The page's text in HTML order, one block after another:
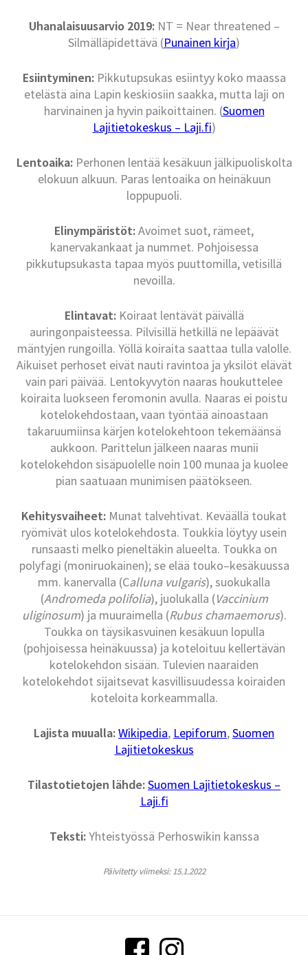
Uhanalaisuusarvio 2019:NT = Near threatened –
Silmälläpidettävä (Punainen kirja)
Esiintyminen:Pikkutupsukas esiintyy koko maassa
etelästä aina Lapin keskiosiin saakka, mutta laji on
harvinainen ja hyvin paikoittainen. (Suomen
Lajitietokeskus – Laji.fi)
Lentoaika:Perhonen lentää kesäkuun jälkipuoliskolta
elokuun alkuun. Paras lentoaika on heinäkuun
loppupuoli.
Elinympäristöt:Avoimet suot, rämeet,
kanervakankaat ja nummet. Pohjoisessa
pikkutupsukasta tapaa myös puuttomilla, vetisillä
nevoilla.
Elintavat:Koiraat lentävät päivällä
auringonpaisteessa. Pilvisillä hetkillä ne lepäävät
mäntyjen rungoilla. Yöllä koiraita saattaa tulla valolle.
Aikuiset perhoset eivät nauti ravintoa ja yksilöt elävät
vain pari päivää. Lentokyvytön naaras houkuttelee
koiraita luokseen feromonin avulla. Naaras ei poistu
kotelokehdostaan, vaan työntää ainoastaan
takaruumiinsa kärjen kotelokehtoon tekemäänsä
aukkoon. Parittelun jälkeen naaras munii
kotelokehdon sisäpuolelle noin 100 munaa ja kuolee
pian saatuaan munimisen päätökseen.
Kehitysvaiheet: Munat talvehtivat. Keväällä toukat
ryömivät ulos kotelokehdosta. Toukkia löytyy usein
runsaasti melko pieneltäkin alueelta. Toukka on
polyfagi (moniruokainen); se elää touko–kesäkuussa
mm. kanervalla (Calluna vulgaris), suokukalla
(Andromeda polifolia), juolukalla (Vaccinium
uliginosum) ja muuraimella (Rubus chamaemorus).
Toukka on täysikasvuinen kesäkuun lopulla
(pohjoisessa heinäkuussa) ja koteloituu kellertävän
kotelokehdon sisään. Tulevien naaraiden
kotelokehdot sijaitsevat kasvillisuudessa koiraiden
koteloita korkeammalla.
Lajista muualla:Wikipedia, Lepiforum,Suomen
Lajitietokeskus
Tilastotietojen lähde:Suomen Lajitietokeskus –
Laji.fi
Teksti:Yhteistyössä Perhoswikin kanssa
Päivitetty viimeksi: 15.1.2022